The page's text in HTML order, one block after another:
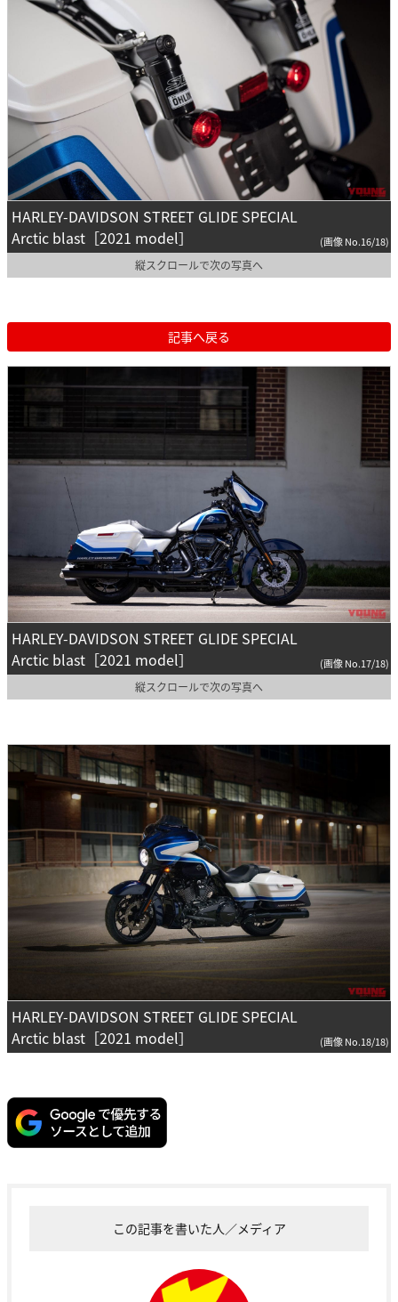
HARLEY-DAVIDSON STREET GLIDE SPECIAL
Arctic blast［2021 model］
(画像 No.16/18)
縦スクロールで次の写真へ
記事へ戻る
HARLEY-DAVIDSON STREET GLIDE SPECIAL
Arctic blast［2021 model］
(画像 No.17/18)
縦スクロールで次の写真へ
HARLEY-DAVIDSON STREET GLIDE SPECIAL
Arctic blast［2021 model］
(画像 No.18/18)
この記事を書いた人／メディア